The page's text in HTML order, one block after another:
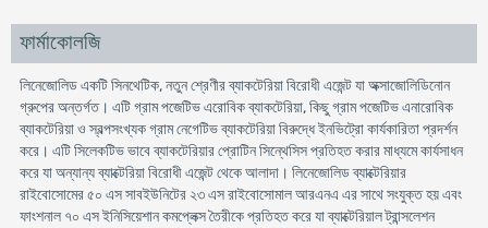
ফার্মাকোলজি
লিনেজোলিড একটি সিনথেটিক, নতুন শ্রেণীর ব্যাকটেরিয়া বিরোধী এজেন্ট যা অক্সাজোলিডিনোন
গ্রুপের অন্তর্গত। এটি গ্রাম পজেটিভ এরোবিক ব্যাকটেরিয়া, কিছু গ্রাম পজেটিভ এনারোবিক
ব্যাকটেরিয়া ও স্বল্পসংখ্যক গ্রাম নেগেটিভ ব্যাকটেরিয়া বিরুদ্ধে ইনভিট্রো কার্যকারিতা প্রদর্শন
করে। এটি সিলেকটিভ ভাবে ব্যাকটেরিয়ার প্রোটিন সিন্থেসিস প্রতিহত করার মাধ্যমে কার্যসাধন
করে যা অন্যান্য ব্যাক্টেরিয়া বিরোধী এজেন্ট থেকে আলাদা। লিনেজোলিড ব্যাক্টেরিয়ার
রাইবোসোমের ৫০ এস সাবইউনিটের ২৩ এস রাইবোসোমাল আরএনএ এর সাথে সংযুক্ত হয় এবং
ফাংশনাল ৭০ এস ইনিসিয়েশান কমপ্লেক্স তৈরীকে প্রতিহত করে যা ব্যাক্টেরিয়াল ট্রান্সলেশন